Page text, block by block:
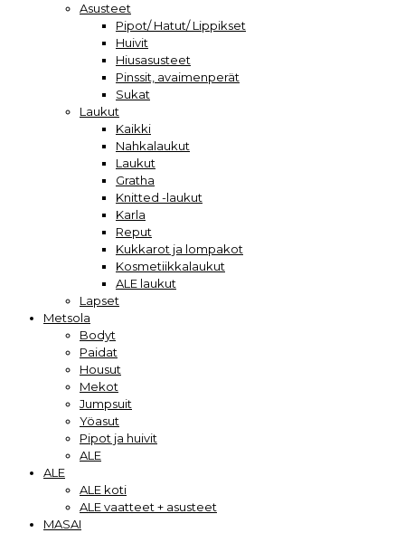
Asusteet
Pipot/ Hatut/ Lippikset
Huivit
Hiusasusteet
Pinssit, avaimenperät
Sukat
Laukut
Kaikki
Nahkalaukut
Laukut
Gratha
Knitted -laukut
Karla
Reput
Kukkarot ja lompakot
Kosmetiikkalaukut
ALE laukut
Lapset
Metsola
Bodyt
Paidat
Housut
Mekot
Jumpsuit
Yöasut
Pipot ja huivit
ALE
ALE
ALE koti
ALE vaatteet + asusteet
MASAI